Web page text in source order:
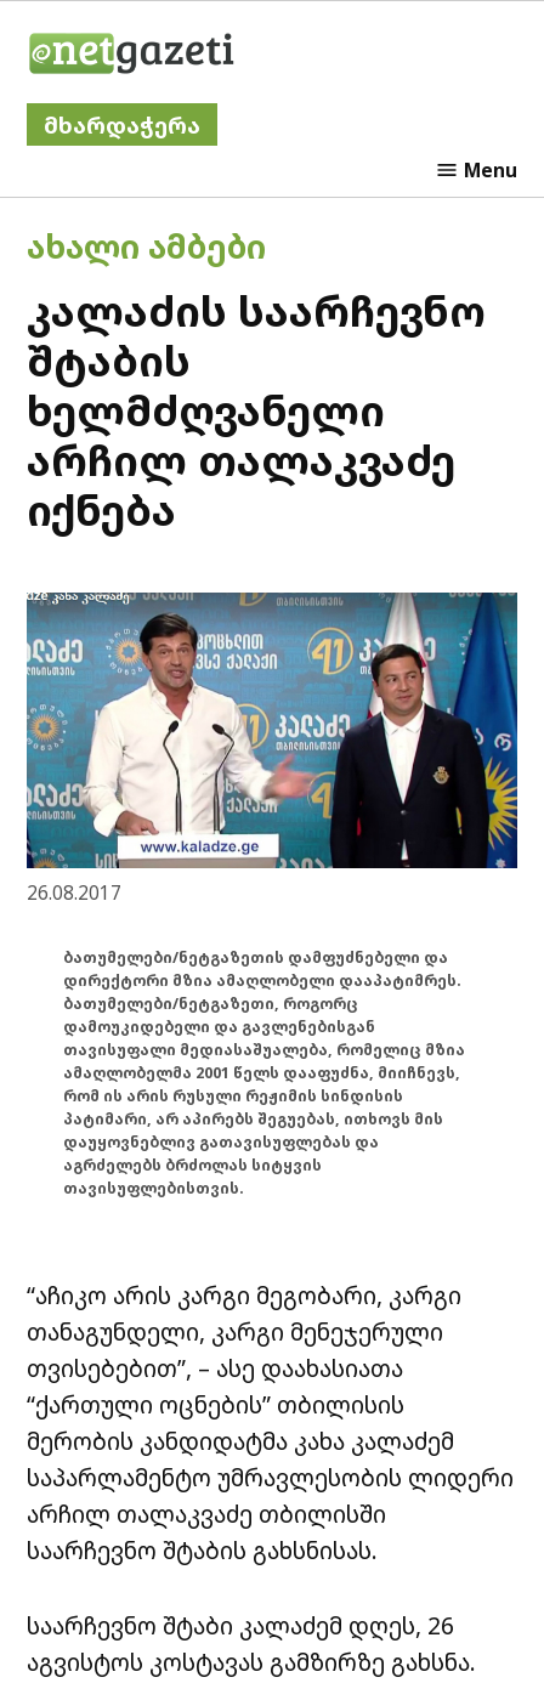
მხარდაჭერა
Menu
POSTED
ᲐᲮᲐᲚᲘ ᲐᲛᲑᲔᲑᲘ
კალაძის საარჩევნო
შტაბის
ხელმძღვანელი
არჩილ თალაკვაძე
იქნება
26.08.2017
ბათუმელები/ნეტგაზეთის დამფუძნებელი და
დირექტორი მზია ამაღლობელი დააპატიმრეს.
ბათუმელები/ნეტგაზეთი, როგორც
დამოუკიდებელი და გავლენებისგან
თავისუფალი მედიასაშუალება, რომელიც მზია
ამაღლობელმა 2001 წელს დააფუძნა, მიიჩნევს,
რომ ის არის რუსული რეჟიმის სინდისის
პატიმარი, არ აპირებს შეგუებას, ითხოვს მის
დაუყოვნებლივ გათავისუფლებას და
აგრძელებს ბრძოლას სიტყვის
თავისუფლებისთვის.
“აჩიკო არის კარგი მეგობარი, კარგი
თანაგუნდელი, კარგი მენეჯერული
თვისებებით”, – ასე დაახასიათა
“ქართული ოცნების” თბილისის
მერობის კანდიდატმა კახა კალაძემ
საპარლამენტო უმრავლესობის ლიდერი
არჩილ თალაკვაძე თბილისში
საარჩევნო შტაბის გახსნისას.
საარჩევნო შტაბი კალაძემ დღეს, 26
აგვისტოს კოსტავას გამზირზე გახსნა.